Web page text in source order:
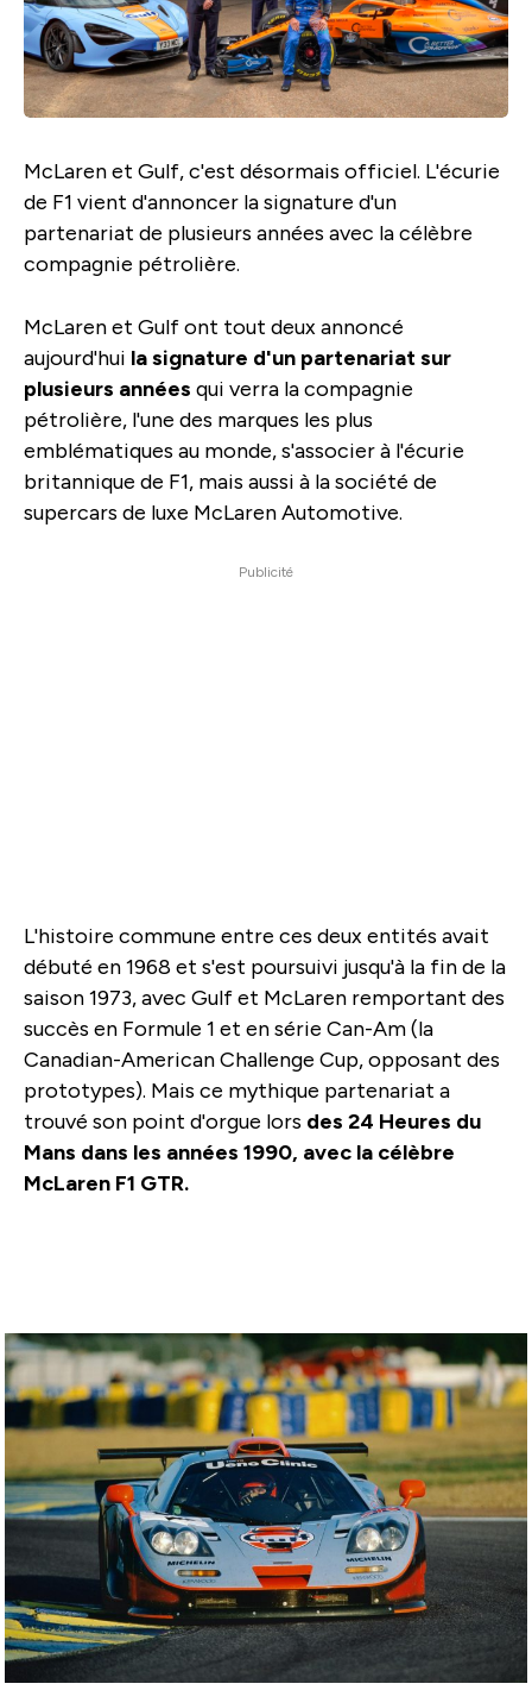
McLaren et Gulf, c'est désormais officiel. L'écurie
de F1 vient d'annoncer la signature d'un
partenariat de plusieurs années avec la célèbre
compagnie pétrolière.
McLaren et Gulf ont tout deux annoncé
aujourd'hui la signature d'un partenariat sur
plusieurs années qui verra la compagnie
pétrolière, l'une des marques les plus
emblématiques au monde, s'associer à l'écurie
britannique de F1, mais aussi à la société de
supercars de luxe McLaren Automotive.
Publicité
L'histoire commune entre ces deux entités avait
débuté en 1968 et s'est poursuivi jusqu'à la fin de la
saison 1973, avec Gulf et McLaren remportant des
succès en Formule 1 et en série Can-Am (la
Canadian-American Challenge Cup, opposant des
prototypes). Mais ce mythique partenariat a
trouvé son point d'orgue lors des 24 Heures du
Mans dans les années 1990, avec la célèbre
McLaren F1 GTR.